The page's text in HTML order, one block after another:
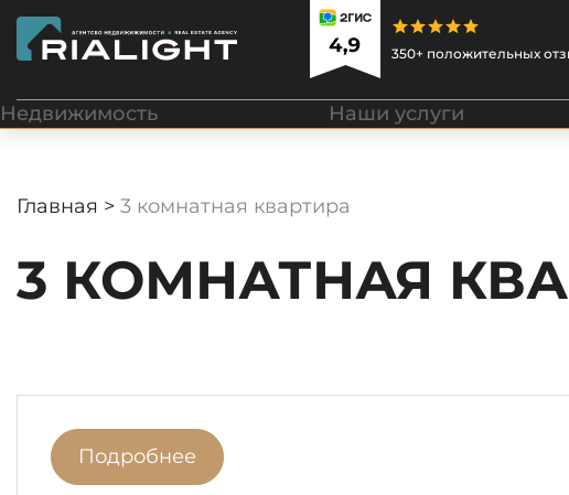
350+ положительных
Недвижимость Наши услуги
Главная > 3 комнатная квартира
3 КОМНАТНАЯ
Подробнее